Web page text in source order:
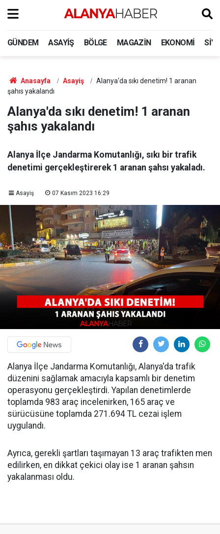
GÜNDEM ASAYIŞ BÖLGE MAGAZIN EKONOMI
Anasayfa Asayiş
Alanya'da sıkı denetim! 1 aranan
şahıs yakalandı
Alanya'da sıkı denetim! 1 aranan
şahıs yakalandı
Alanya İlçe Jandarma Komutanlığı, sıkı bir trafik
denetimi gerçekleştirerek 1 aranan şahsı yakaladı.
Asayiş 07 Kasım 2023 16:29
Alanya İlçe Jandarma Komutanlığı, Alanya'da trafik
düzenini sağlamak amacıyla kapsamlı bir denetim
operasyonu gerçekleştirdi. Yapılan denetimlerde
toplamda 983 araç incelenirken, 165 araç ve
sürücüsüne toplamda 271.694 TL cezai işlem
uygulandı.
Ayrıca, gerekli şartları taşımayan 13 araç trafikten men
edilirken, en dikkat çekici olay ise 1 aranan şahsın
yakalanması oldu.